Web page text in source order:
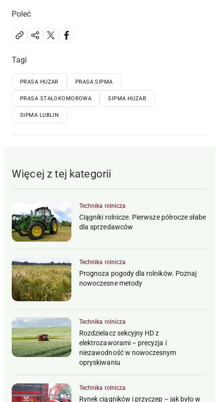
Poleć
Tagi
PRASA HUZAR PRASA SIPMA
PRASA STAŁOKOMOROWA SIPMA HUZAR
SIPMA LUBLIN
Więcej z tej kategorii
Technika rolnicza
Ciągniki rolnicze. Pierwsze półrocze słabe
dla sprzedawców
Technika rolnicza
Prognoza pogody dla rolników. Poznaj
nowoczesne metody
Technika rolnicza
Rozdzielacz sekcyjny HD z
elektrozaworami – precyzja i
niezawodność w nowoczesnym
opryskiwaniu
Technika rolnicza
Rynek ciągników i przyczep – jak było w